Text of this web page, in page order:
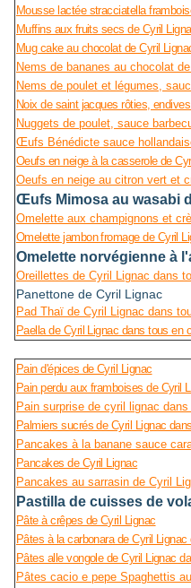
Mousse lactée stracciatella
Muffins aux fruits secs de Cyril
Mug cake au chocolat de Cyril
Nems de bananes au chocolat
Nems de poulet et légumes,
Noix de saint jacques rôties,
Nuggets de poulet, sauce
Œufs Bénédicte sauce
Oeufs en neige à la casserole de
Oeufs en neige au citron vert et
Œufs Mimosa au wasabi
Omelette aux champignons et
Omelette jambon fromage de Cyril
Omelette norvégienne à
Oreillettes de Cyril Lignac dans
Panettone de Cyril Lignac
Pad Thaï de Cyril Lignac dans
Paella de Cyril Lignac dans tous en
Pain d'épices de Cyril Lignac
Pain perdu aux framboises de Cyril
Pain surprise de cyril lignac
Palmiers sucrés de Cyril Lignac
Pancakes à la banane sauce
Pancakes de Cyril Lignac
Pancakes au sarrasin de Cyril
Pastilla de cuisses de
Pâte à crêpes de Cyril Lignac
Pâtes à la carbonara de Cyril
Pâtes alle vongole de Cyril Lignac
Pâtes cacio e pepe Spaghettis